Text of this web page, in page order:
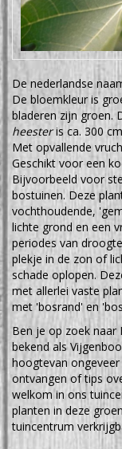
De nederlandse
De bloemkleur is
bladeren zijn groen.
heesteris ca. 300
Met opvallende
Geschikt voor een
Bijvoorbeeld voor
bostuinen. Deze
vochthoudende,
lichte grond en een
periodes van
plekje in de zon of
schade oplopen.
met allerlei vaste
met 'bosrand' en
Ben je op zoek naar
bekend als
hoogtevan
ontvangen of tips
welkom in ons
planten in deze
tuincentrum